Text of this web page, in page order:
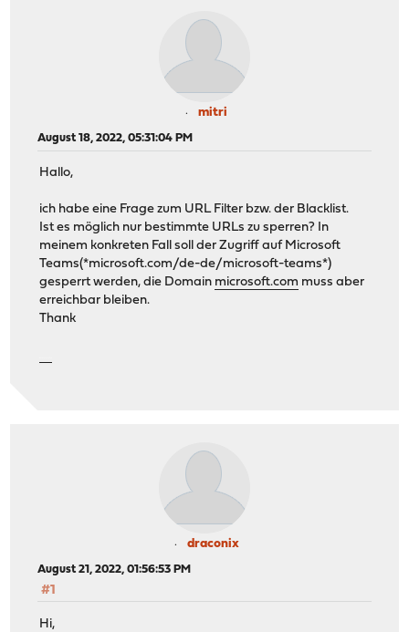
mitri
August 18, 2022, 05:31:04 PM
Hallo,
ich habe eine Frage zum URL Filter bzw. der Blacklist.
Ist es möglich nur bestimmte URLs zu sperren? In
meinem konkreten Fall soll der Zugriff auf Microsoft
Teams(*microsoft.com/de-de/microsoft-teams*)
gesperrt werden, die Domain microsoft.com muss aber
erreichbar bleiben.
Thank
draconix
August 21, 2022, 01:56:53 PM
#1
Hi,